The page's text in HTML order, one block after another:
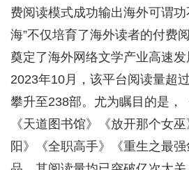
费阅读模式成功输出海外可谓功
海”不仅培育了海外读者的付费
奠定了海外网络文学产业高速
2023年10月，该平台阅读量超
攀升至238部。尤为瞩目的是，
《天道图书馆》《放开那个女
阳》《全职高手》《重生之最